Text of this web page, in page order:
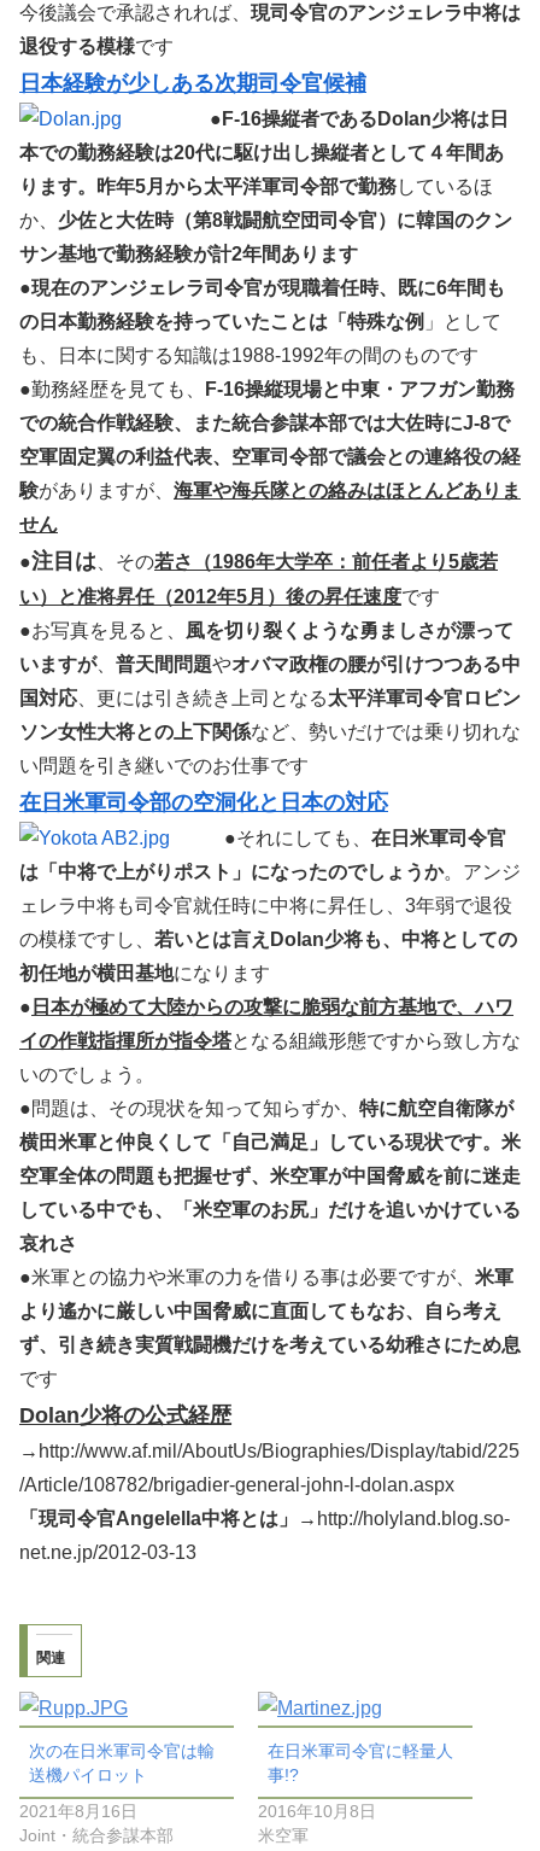
今後議会で承認されれば、 現司令官のアンジェレラ中将は
退役する模様です
日本経験が少しある次期司令官候補
● F-16操縦者であるDolan少将は日
本での勤務経験は20代に駆け出し操縦者として４年間あ
ります。昨年5月から太平洋軍司令部で勤務しているほ
か、 少佐と大佐時（第8戦闘航空団司令官）に韓国のクン
サン基地で勤務経験が計2年間あります
●現在のアンジェレラ司令官が現職着任時、既に6年間も
の日本勤務経験を持っていたことは「特殊な例 」として
も、日本に関する知識は1988-1992年の間のものです
●勤務経歴を見ても、
F-16操縦現場と中東・アフガン勤務
での統合作戦経験、また統合参謀本部では大佐時にJ-8で
空軍固定翼の利益代表、空軍司令部で議会との連絡役の経
験がありますが、 海軍や海兵隊との絡みはほとんどありま
せん
●注目は 、その若さ（1986年大学卒：前任者より5歳若
い）と准将昇任（2012年5月）後の昇任速度です
●お写真を見ると、 風を切り裂くような勇ましさが漂って
いますが、 普天間問題やオバマ政権の腰が引けつつある中
国対応 、更には引き続き上司となる太平洋軍司令官ロビン
ソン女性大将との上下関係など、勢いだけでは乗り切れな
い問題を引き継いでのお仕事です
在日米軍司令部の空洞化と日本の対応
●それにしても、 在日米軍司令官
は「中将で上がりポスト」になったのでしょうか。アンジ
ェレラ中将も司令官就任時に中将に昇任し、3年弱で退役
の模様ですし、 若いとは言えDolan少将も、中将としての
初任地が横田基地になります
● 日本が極めて大陸からの攻撃に脆弱な前方基地で、ハワ
イの作戦指揮所が指令塔となる組織形態ですから致し方な
いのでしょう。
●問題は、その現状を知って知らずか、 特に航空自衛隊が
横田米軍と仲良くして「自己満足」している現状です。米
空軍全体の問題も把握せず、米空軍が中国脅威を前に迷走
している中でも、「米空軍のお尻」だけを追いかけている
哀れさ
●米軍との協力や米軍の力を借りる事は必要ですが、 米軍
より遙かに厳しい中国脅威に直面してもなお、自ら考え
ず、引き続き実質戦闘機だけを考えている幼稚さにため息
です
Dolan少将の公式経歴
→http://www.af.mil/AboutUs/Biographies/Display/tabid/225
/Article/108782/brigadier-general-john-l-dolan.aspx
「現司令官Angelella中将とは」→ http://holyland.blog.so-
net.ne.jp/2012-03-13
関連
次の在日米軍司令官は輸
送機パイロット
2021年8月16日
Joint・統合参謀本部
在日米軍司令官に軽量人
事!?
2016年10月8日
米空軍